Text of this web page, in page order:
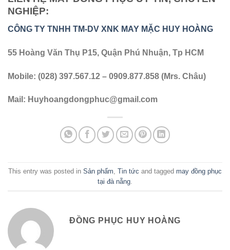
NGHIỆP:
CÔNG TY TNHH TM-DV XNK MAY MẶC HUY HOÀNG
55 Hoàng Văn Thụ P15, Quận Phú Nhuận, Tp HCM
Mobile: (028) 397.567.12 – 0909.877.858 (Mrs. Châu)
Mail: Huyhoangdongphuc@gmail.com
This entry was posted in Sản phẩm Tin tức and tagged may đồng phục
tại đà nẵng
ĐỒNG PHỤC HUY HOÀNG